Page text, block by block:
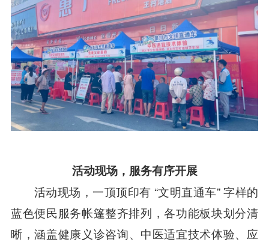
活动现场，服务有序开展
活动现场，一顶顶印有 “文明直通车” 字样的
蓝色便民服务帐篷整齐排列，各功能板块划分清
晰 ，涵盖健康义诊咨询、中医适宜技术体验、 应